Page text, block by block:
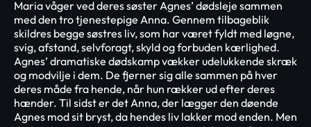
Maria våger ved deres søster Agnes’ dødsleje sammen
med den tro tjenestepige Anna. Gennem tilbageblik
skildres begge søstres liv, som har været fyldt med løgne,
svig, afstand, selvforagt, skyld og forbuden kærlighed.
Agnes’ dramatiske dødskamp vækker udelukkende skræk
og modvilje i dem. De fjerner sig alle sammen på hver
deres måde fra hende, når hun rækker ud efter deres
hænder. Til sidst er det Anna, der lægger den døende
Agnes mod sit bryst, da hendes liv lakker mod enden. Men